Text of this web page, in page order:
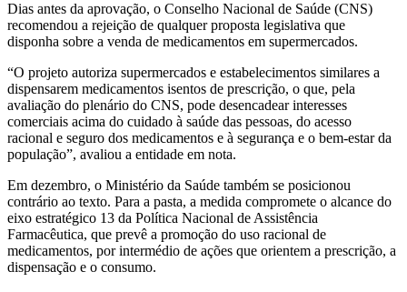
Dias antes da aprovação, o Conselho Nacional de Saúde (CNS)
recomendou a rejeição de qualquer proposta legislativa que
disponha sobre a venda de medicamentos em supermercados.
“O projeto autoriza supermercados e estabelecimentos similares a
dispensarem medicamentos isentos de prescrição, o que, pela
avaliação do plenário do CNS, pode desencadear interesses
comerciais acima do cuidado à saúde das pessoas, do acesso
racional e seguro dos medicamentos e à segurança e o bem-estar da
população”, avaliou a entidade em nota.
Em dezembro, o Ministério da Saúde também se posicionou
contrário ao texto. Para a pasta, a medida compromete o alcance do
eixo estratégico 13 da Política Nacional de Assistência
Farmacêutica, que prevê a promoção do uso racional de
medicamentos, por intermédio de ações que orientem a prescrição, a
dispensação e o consumo.